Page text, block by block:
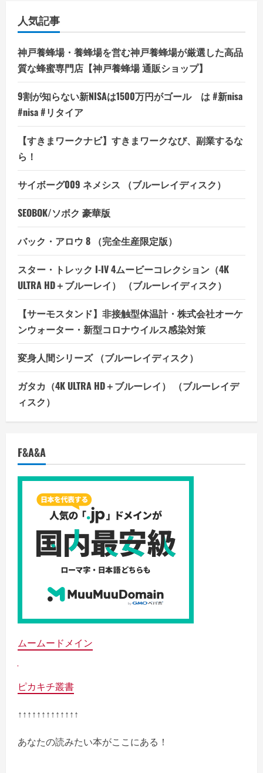
人気記事
神戸養蜂場・養蜂場を営む神戸養蜂場が厳選した高品
質な蜂蜜専門店【神戸養蜂場 通販ショップ】
9割が知らない新NISAは1500万円がゴール は #新nisa
#nisa #リタイア
【すきまワークナビ】すきまワークなび、副業するな
ら！
サイボーグ009 ネメシス （ブルーレイディスク）
SEOBOK/ソボク 豪華版
バック・アロウ 8 （完全生産限定版）
スター・トレック I-IV 4ムービーコレクション（4K
ULTRA HD＋ブルーレイ） （ブルーレイディスク）
【サーモスタンド】非接触型体温計・株式会社オーケ
ンウォーター・新型コロナウイルス感染対策
変身人間シリーズ （ブルーレイディスク）
ガタカ（4K ULTRA HD＋ブルーレイ） （ブルーレイデ
ィスク）
F&A&A
ムームードメイン
ピカキチ叢書
↑↑↑↑↑↑↑↑↑↑↑↑↑
あなたの読みたい本がここにある！